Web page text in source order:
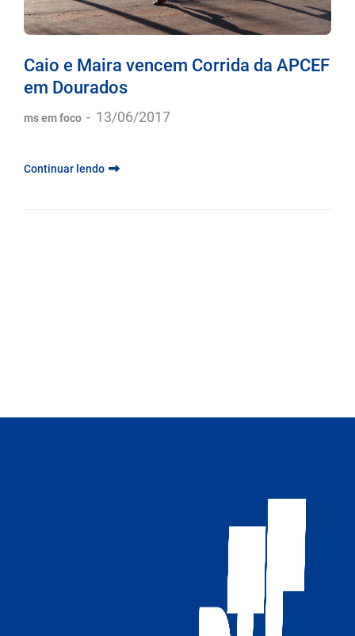
Caio e Maira vencem Corrida da APCEF
em Dourados
ms em foco 13/06/2017
Continuar lendo